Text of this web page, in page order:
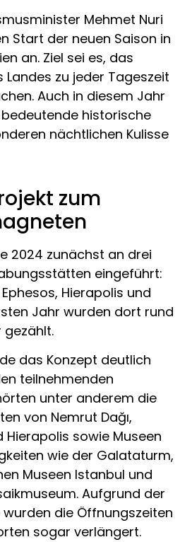
Mehmet Nuri
Start der neuen Saison in
an. Ziel sei es, das
Landes zu jeder Tageszeit
Auch in diesem Jahr
historische
nächtlichen Kulisse
zum
2024 zunächst an drei
eingeführt:
Hierapolis und
Jahr wurden dort rund
gezählt.
das Konzept deutlich
teilnehmenden
unter anderem die
von Nemrut Dağı,
Hierapolis sowie Museen
wie der Galataturm,
Museen Istanbul und
Aufgrund der
die Öffnungszeiten
sogar verlängert.